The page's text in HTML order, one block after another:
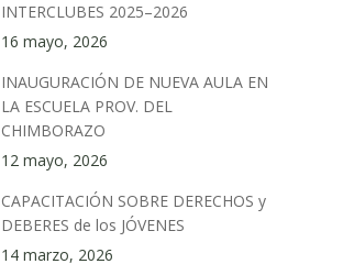
INTERCLUBES 2025–2026
16 mayo, 2026
INAUGURACIÓN DE NUEVA AULA EN
LA ESCUELA PROV. DEL
CHIMBORAZO
12 mayo, 2026
CAPACITACIÓN SOBRE DERECHOS y
DEBERES de los JÓVENES
14 marzo, 2026